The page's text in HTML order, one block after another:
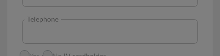
Telephone